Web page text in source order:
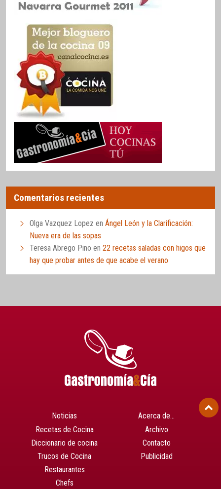
Comentarios recientes
Olga Vazquez Lopez en Ángel León y la Clarificación:
Nueva era de las sopas
Teresa Abrego Pino en 22 recetas saladas con higos que
hay que probar antes de que acabe el verano
Noticias
Recetas de Cocina
Diccionario de cocina
Trucos de Cocina
Restaurantes
Chefs
Acerca de…
Archivo
Contacto
Publicidad